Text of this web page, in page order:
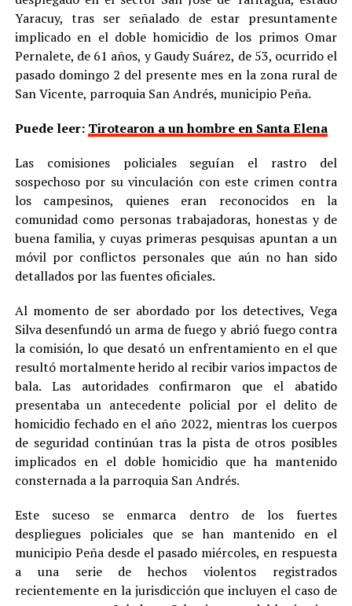
Yaracuy, tras ser señalado de estar presuntamente
implicado en el doble homicidio de los primos Omar
Pernalete, de 61 años, y Gaudy Suárez, de 53, ocurrido el
pasado domingo 2 del presente mes en la zona rural de
San Vicente, parroquia San Andrés, municipio Peña.
Puede leer: Tirotearon a un hombre en Santa Elena
Las comisiones policiales seguían el rastro del
sospechoso por su vinculación con este crimen contra
los campesinos, quienes eran reconocidos en la
comunidad como personas trabajadoras, honestas y de
buena familia, y cuyas primeras pesquisas apuntan a un
móvil por conflictos personales que aún no han sido
detallados por las fuentes oficiales.
Al momento de ser abordado por los detectives, Vega
Silva desenfundó un arma de fuego y abrió fuego contra
la comisión, lo que desató un enfrentamiento en el que
resultó mortalmente herido al recibir varios impactos de
bala. Las autoridades confirmaron que el abatido
presentaba un antecedente policial por el delito de
homicidio fechado en el año 2022, mientras los cuerpos
de seguridad continúan tras la pista de otros posibles
implicados en el doble homicidio que ha mantenido
consternada a la parroquia San Andrés.
Este suceso se enmarca dentro de los fuertes
despliegues policiales que se han mantenido en el
municipio Peña desde el pasado miércoles, en respuesta
a una serie de hechos violentos registrados
recientemente en la jurisdicción que incluyen el caso de